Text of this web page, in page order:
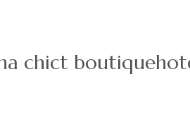
chict